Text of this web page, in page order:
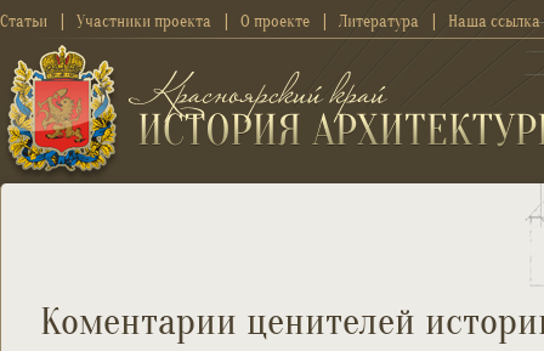
Статьи Участники проекта О проекте Литература Наша ссылка
Коментарии ценителей